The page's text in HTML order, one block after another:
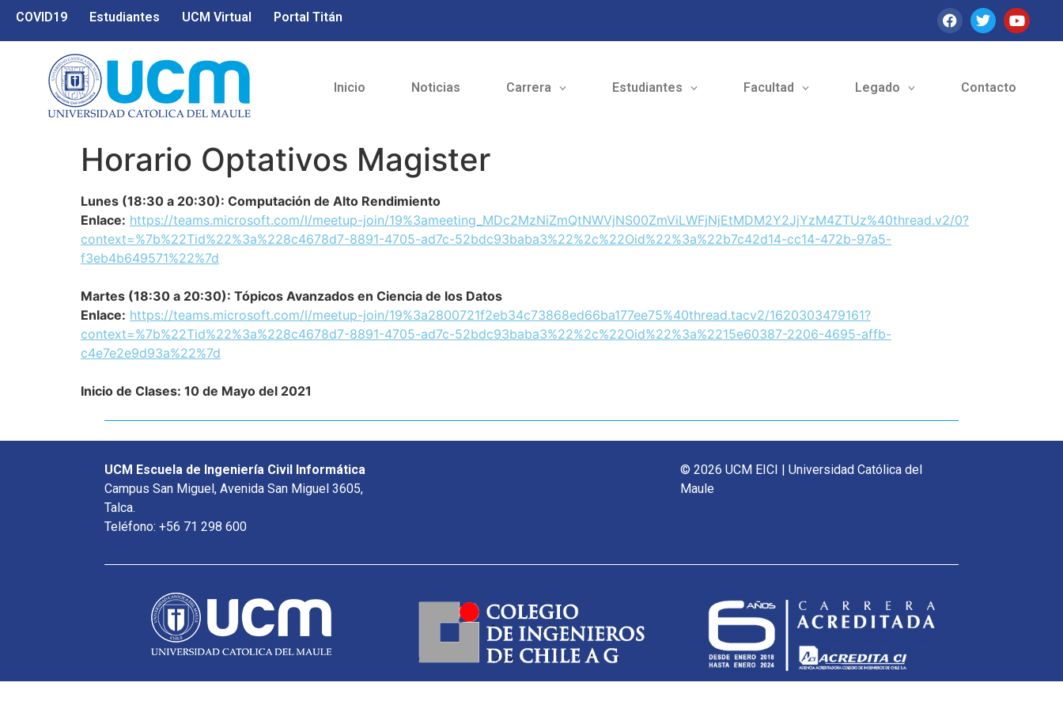
COVID19 Estudiantes UCM Virtual Portal Titán
Inicio Noticias Carrera Estudiantes Facultad Legado Contacto
Horario Optativos Magister
Lunes (18:30 a 20:30): Computación de Alto Rendimiento
Enlace: https://teams.microsoft.com/l/meetup-join/19%3ameeting_MDc2MzNiZmQtNWVjNS00ZmViLWFjNjEtMDM2Y2JjYzM4ZTUz%40thread.v2/0?
context=%7b%22Tid%22%3a%228c4678d7-8891-4705-ad7c-52bdc93baba3%22%2c%22Oid%22%3a%22b7c42d14-cc14-472b-97a5-
f3eb4b649571%22%7d
Martes (18:30 a 20:30): Tópicos Avanzados en Ciencia de los Datos
Enlace: https://teams.microsoft.com/l/meetup-join/19%3a2800721f2eb34c73868ed66ba177ee75%40thread.tacv2/1620303479161?
context=%7b%22Tid%22%3a%228c4678d7-8891-4705-ad7c-52bdc93baba3%22%2c%22Oid%22%3a%2215e60387-2206-4695-affb-
c4e7e2e9d93a%22%7d
Inicio de Clases: 10 de Mayo del 2021
UCM Escuela de Ingeniería Civil Informática
Campus San Miguel, Avenida San Miguel 3605,
Talca.
Teléfono: +56 71 298 600
© 2026 UCM EICI | Universidad Católica del
Maule